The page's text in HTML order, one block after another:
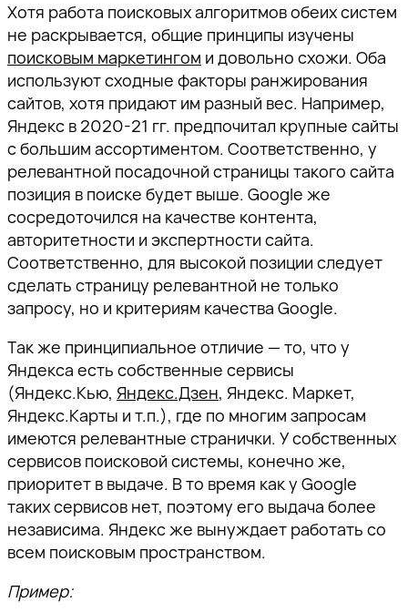
Хотя работа поисковых алгоритмов обеих систем
не раскрывается, общие принципы изучены
поисковым маркетингом и довольно схожи. Оба
используют сходные факторы ранжирования
сайтов, хотя придают им разный вес. Например,
Яндекс в 2020-21 гг. предпочитал крупные сайты
с большим ассортиментом. Соответственно, у
релевантной посадочной страницы такого сайта
позиция в поиске будет выше. Google же
сосредоточился на качестве контента,
авторитетности и экспертности сайта.
Соответственно, для высокой позиции следует
сделать страницу релевантной не только
запросу, но и критериям качества Google.
Так же принципиальное отличие — то, что у
Яндекса есть собственные сервисы
(Яндекс.Кью, Яндекс.Дзен, Яндекс. Маркет,
Яндекс.Карты и т.п.), где по многим запросам
имеются релевантные странички. У собственных
сервисов поисковой системы, конечно же,
приоритет в выдаче. В то время как у Google
таких сервисов нет, поэтому его выдача более
независима. Яндекс же вынуждает работать со
всем поисковым пространством.
Пример: